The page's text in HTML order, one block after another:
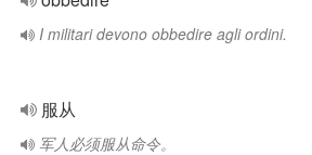
I militari devono obbedire agli ordini.
服从
军人必须服从命令。